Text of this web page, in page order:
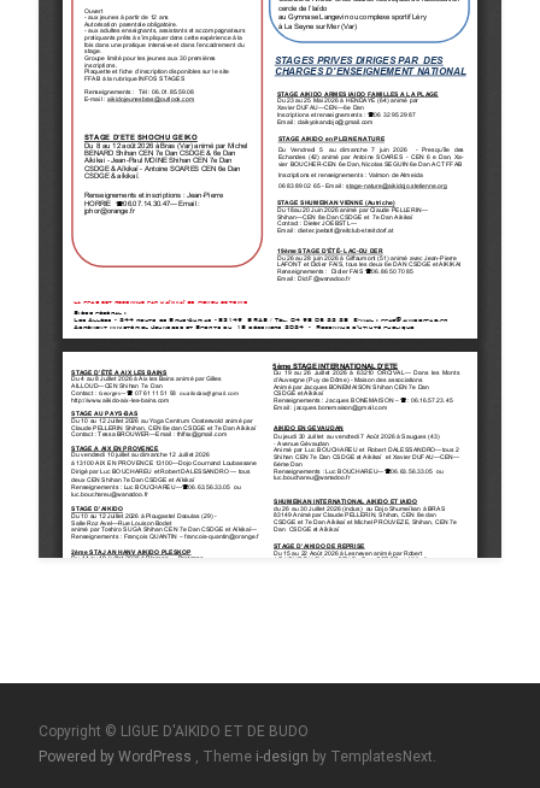
Copyright © LIGUE D'AIKIDO ET DE BUDO
Powered by WordPress , Theme i-design by TemplatesNext.